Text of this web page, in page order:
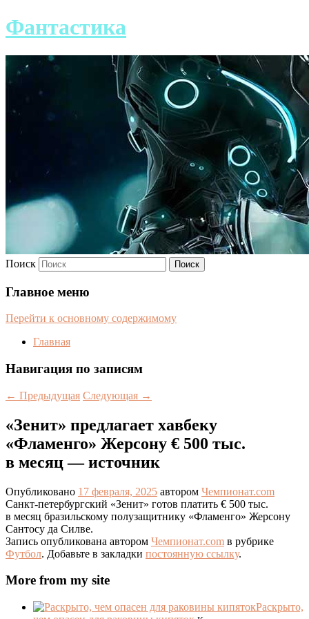
Фантастика
Поиск
Главное меню
Перейти к основному содержимому
Главная
Навигация по записям
← Предыдущая Следующая →
«Зенит» предлагает хавбеку
«Фламенго» Жерсону € 500 тыс.
в месяц — источник
Опубликовано 17 февраля, 2025 автором Чемпионат.com
Санкт-петербургский «Зенит» готов платить € 500 тыс.
в месяц бразильскому полузащитнику «Фламенго» Жерсону
Сантосу да Силве.
Запись опубликована автором Чемпионат.com в рубрике
Футбол. Добавьте в закладки постоянную ссылку.
More from my site
Раскрыто,